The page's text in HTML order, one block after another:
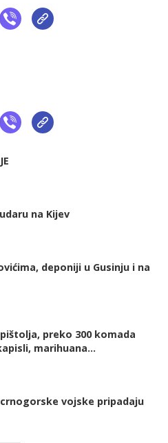
na Kijev
deponiji u Gusinju i na
preko 300 komada
marihuana...
vojske pripadaju